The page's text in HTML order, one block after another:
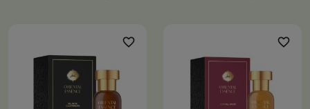
favorite_border favorite_border